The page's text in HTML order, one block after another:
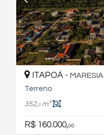
ITAPOÁ - MARESIA
Terreno
352,0m²
R$ 160.000,00